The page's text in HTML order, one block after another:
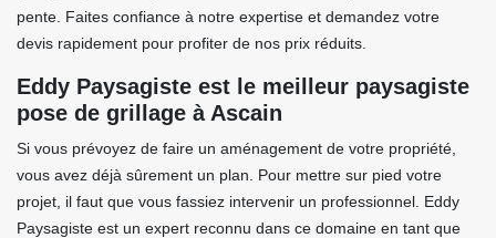
pente. Faites confiance à notre expertise et demandez votre
devis rapidement pour profiter de nos prix réduits.
Eddy Paysagiste est le meilleur paysagiste
pose de grillage à Ascain
Si vous prévoyez de faire un aménagement de votre propriété,
vous avez déjà sûrement un plan. Pour mettre sur pied votre
projet, il faut que vous fassiez intervenir un professionnel. Eddy
Paysagiste est un expert reconnu dans ce domaine en tant que